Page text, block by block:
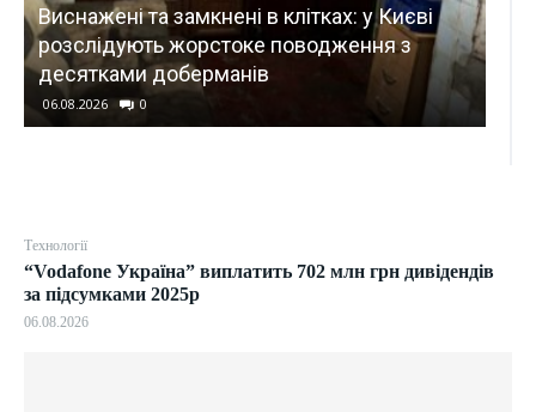
Виснажені та замкнені в клітках: у Києві
розслідують жорстоке поводження з
десятками доберманів
06.08.2026 0
Технології
“Vodafone Україна” виплатить 702 млн грн дивідендів
за підсумками 2025р
06.08.2026